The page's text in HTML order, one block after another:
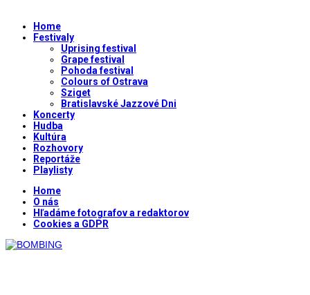
Home
Festivaly
Uprising festival
Grape festival
Pohoda festival
Colours of Ostrava
Sziget
Bratislavské Jazzové Dni
Koncerty
Hudba
Kultúra
Rozhovory
Reportáže
Playlisty
Home
O nás
Hľadáme fotografov a redaktorov
Cookies a GDPR